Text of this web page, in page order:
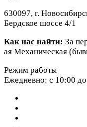
630097, г.
Бердское шоссе 4/1
Как нас найти: За
ая Механическая
Режим работы
Ежедневно: с 10:00